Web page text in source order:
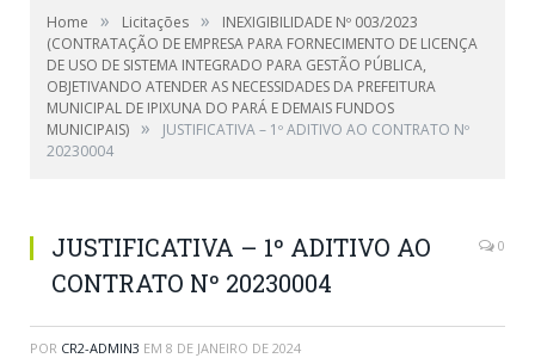
Home » Licitações »
INEXIGIBILIDADE Nº 003/2023
(CONTRATAÇÃO DE EMPRESA PARA FORNECIMENTO DE LICENÇA
DE USO DE SISTEMA INTEGRADO PARA GESTÃO PÚBLICA,
OBJETIVANDO ATENDER AS NECESSIDADES DA PREFEITURA
MUNICIPAL DE IPIXUNA DO PARÁ E DEMAIS FUNDOS
MUNICIPAIS) »
JUSTIFICATIVA – 1º ADITIVO AO CONTRATO Nº
20230004
JUSTIFICATIVA – 1º ADITIVO AO
CONTRATO Nº 20230004
0
POR CR2-ADMIN3 EM 8 DE JANEIRO DE 2024